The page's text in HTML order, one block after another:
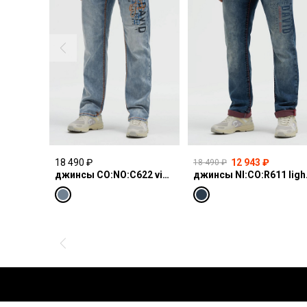
18 490 ₽
джинсы CO:NO:C622 vintage blue print
18 490 ₽ 12 943 ₽